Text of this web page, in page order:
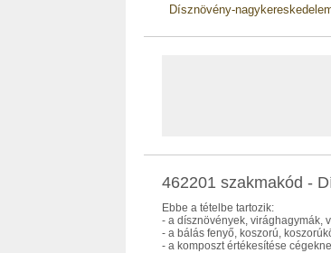
Dísznövény-
462201 szakmakód -
Ebbe a tételbe tartozik:
- a dísznövények, virághagymák,
- a bálás fenyő, koszorú,
- a komposzt értékesítése